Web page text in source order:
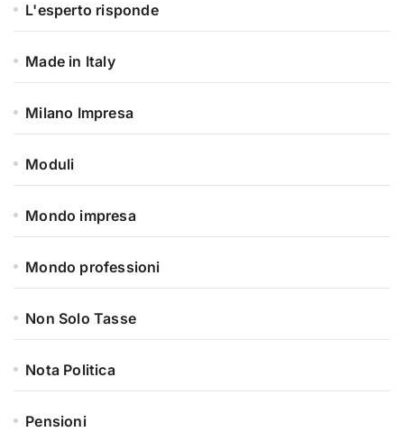
L'esperto risponde
Made in Italy
Milano Impresa
Moduli
Mondo impresa
Mondo professioni
Non Solo Tasse
Nota Politica
Pensioni